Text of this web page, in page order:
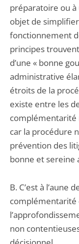
préparatoire ou à
objet de
fonctionnement
principes
d’une « bonne
administrative
étroits de la
existe entre les
complémentarité
car la procédure
prévention des
bonne et sereine
B. C’est à l’aune
complémentarité
non